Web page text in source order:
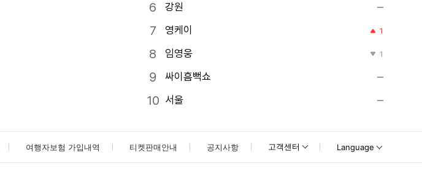
강원
영케이
1
임영웅 1
싸이흠뻑쇼
서울
여행자보험 가입내역 티켓판매안내 공지사항 고객센터 Language